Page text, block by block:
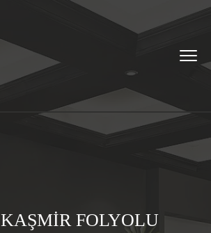
FOLYOLU